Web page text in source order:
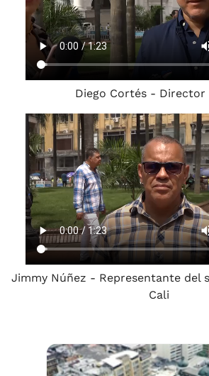
Diego Cortés - Director
Jimmy Núñez - Representante del
Cali